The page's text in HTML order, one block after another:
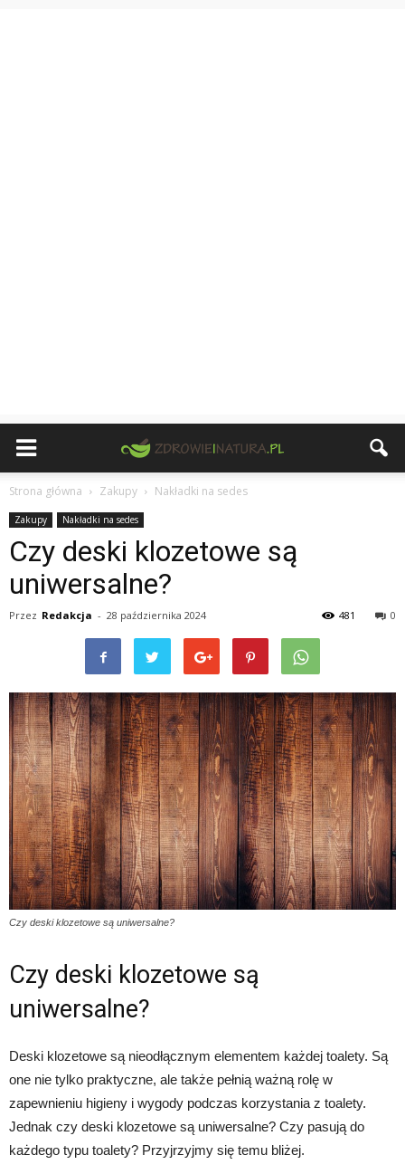
Strona główna Zakupy Nakładki na sedes
Zakupy Nakładki na sedes
Czy deski klozetowe są
uniwersalne?
Przez Redakcja - 28 października 2024 0
481
Czy deski klozetowe są uniwersalne?
Czy deski klozetowe są
uniwersalne?
Deski klozetowe są nieodłącznym elementem każdej toalety. Są
one nie tylko praktyczne, ale także pełnią ważną rolę w
zapewnieniu higieny i wygody podczas korzystania z toalety.
Jednak czy deski klozetowe są uniwersalne? Czy pasują do
każdego typu toalety? Przyjrzyjmy się temu bliżej.